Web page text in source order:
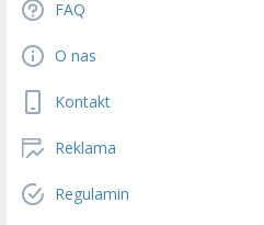
FAQ
O nas
Kontakt
Reklama
Regulamin